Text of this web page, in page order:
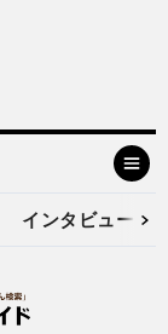
インタビュー